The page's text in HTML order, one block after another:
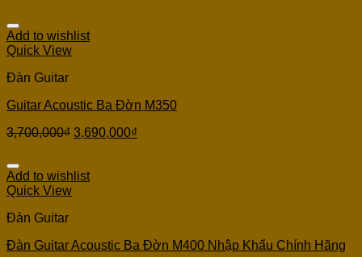
Add to wishlist
Quick View
Đàn Guitar
Guitar Acoustic Ba Đờn M350
3,700,000₫ 3,690,000₫
Add to wishlist
Quick View
Đàn Guitar
Đàn Guitar Acoustic Ba Đờn M400 Nhập Khẩu Chính Hãng